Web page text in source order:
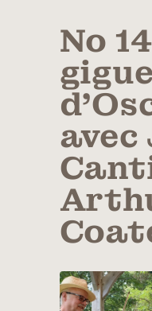
No
gigue
avec